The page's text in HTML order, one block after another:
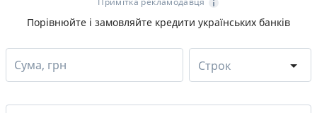
Порівнюйте і замовляйте кредити українських банків
Сума, грн Строк